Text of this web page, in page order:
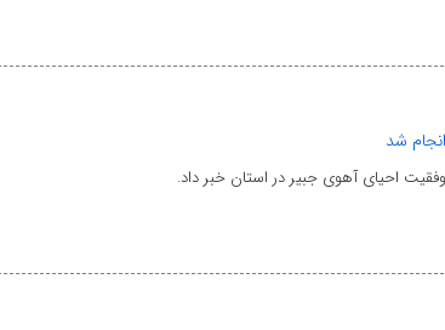
شد
احیای آهوی جبیر در استان خبر داد.